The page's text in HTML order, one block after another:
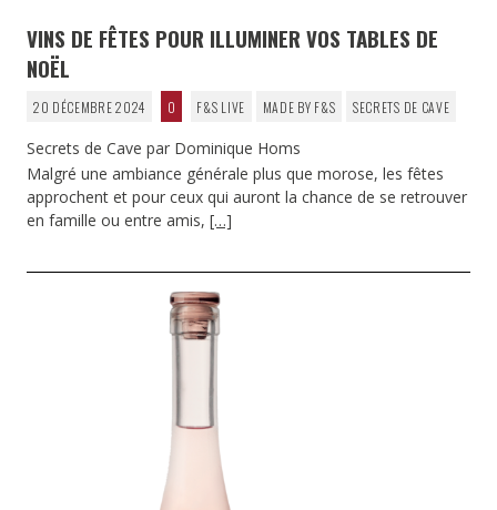
VINS DE FÊTES POUR ILLUMINER VOS TABLES DE
NOËL
20 DÉCEMBRE 2024 0 F&S LIVE MADE BY F&S SECRETS DE CAVE
Secrets de Cave par Dominique Homs
Malgré une ambiance générale plus que morose, les fêtes
approchent et pour ceux qui auront la chance de se retrouver
en famille ou entre amis, […]